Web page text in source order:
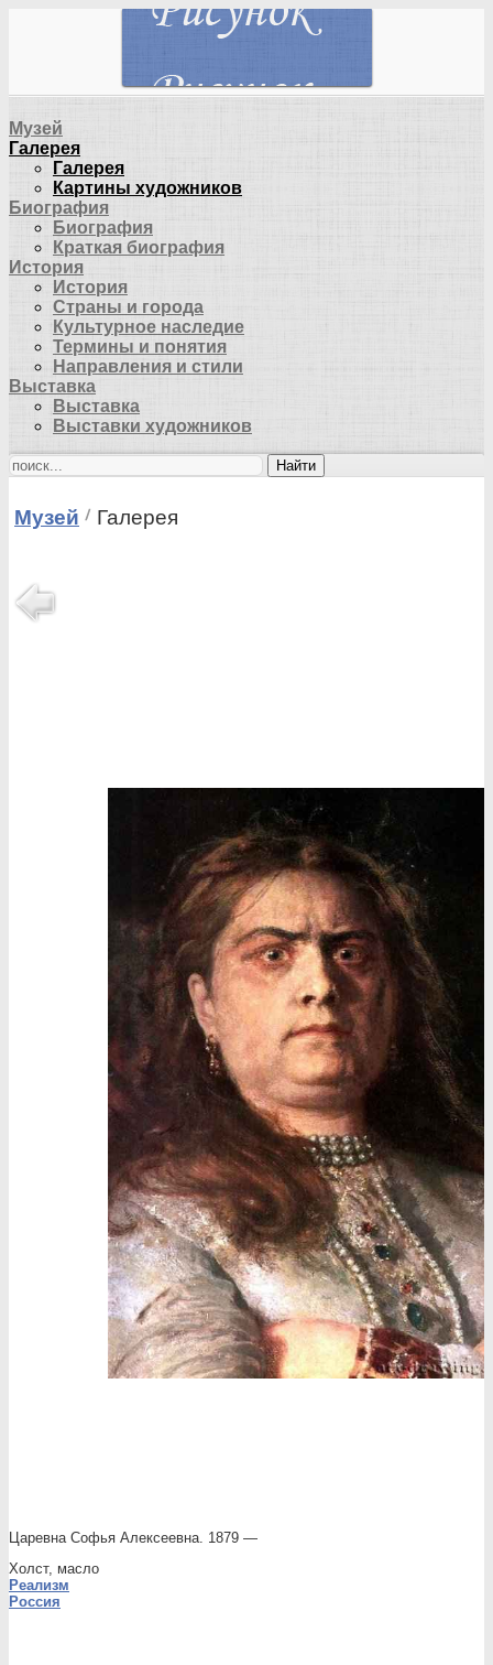
Музей
Галерея
Галерея
Картины художников
Биография
Биография
Краткая биография
История
История
Страны и города
Культурное наследие
Термины и понятия
Направления и стили
Выставка
Выставка
Выставки художников
Найти
Музей Галерея
Царевна Софья Алексеевна. 1879 —
Холст, масло
Реализм
Россия